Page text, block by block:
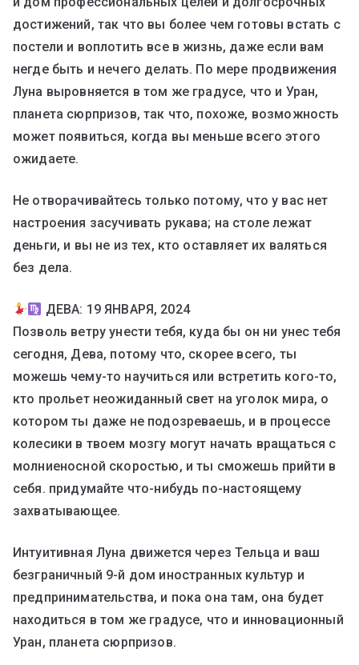
достижений, так что вы более чем готовы встать с
постели и воплотить все в жизнь, даже если вам
негде быть и нечего делать. По мере продвижения
Луна выровняется в том же градусе, что и Уран,
планета сюрпризов, так что, похоже, возможность
может появиться, когда вы меньше всего этого
ожидаете.
Не отворачивайтесь только потому, что у вас нет
настроения засучивать рукава; на столе лежат
деньги, и вы не из тех, кто оставляет их валяться
без дела.
ДЕВА: 19 ЯНВАРЯ, 2024
Позволь ветру унести тебя, куда бы он ни унес тебя
сегодня, Дева, потому что, скорее всего, ты
можешь чему-то научиться или встретить кого-то,
кто прольет неожиданный свет на уголок мира, о
котором ты даже не подозреваешь, и в процессе
колесики в твоем мозгу могут начать вращаться с
молниеносной скоростью, и ты сможешь прийти в
себя. придумайте что-нибудь по-настоящему
захватывающее.
Интуитивная Луна движется через Тельца и ваш
безграничный 9-й дом иностранных культур и
предпринимательства, и пока она там, она будет
находиться в том же градусе, что и инновационный
Уран, планета сюрпризов.